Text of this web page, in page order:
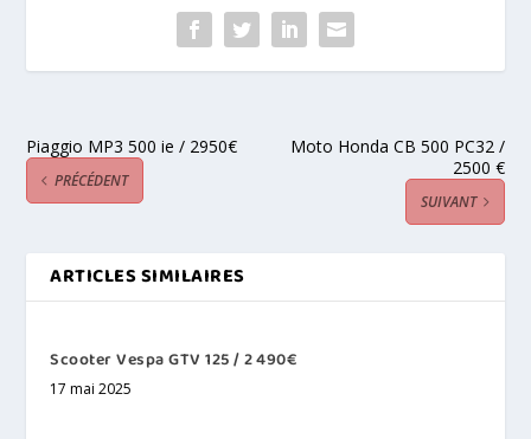
Piaggio MP3 500 ie / 2950€
PRÉCÉDENT
Moto Honda CB 500 PC32 /
2500 €
SUIVANT
ARTICLES SIMILAIRES
Scooter Vespa GTV 125 / 2 490€
17 mai 2025